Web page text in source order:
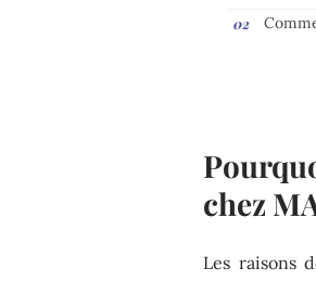
chez
Les raisons